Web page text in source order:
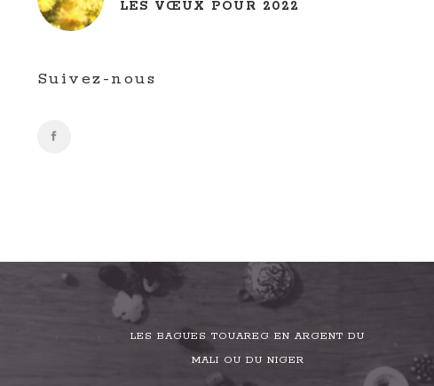
LES VŒUX POUR 2022
Suivez-nous
LES BAGUES TOUAREG EN ARGENT DU
MALI OU DU NIGER